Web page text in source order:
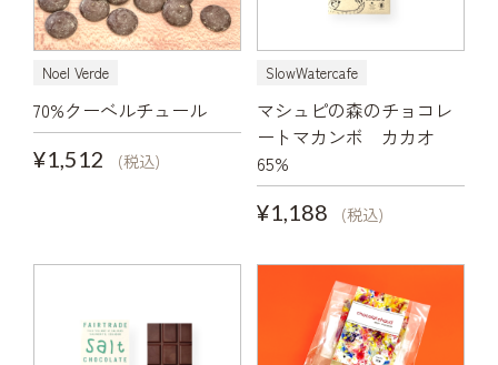
Noel Verde
70%クーベルチュール
¥1,512
(税込)
SlowWatercafe
マシュピの森のチョコレ
ートマカンボ カカオ
65%
¥1,188
(税込)